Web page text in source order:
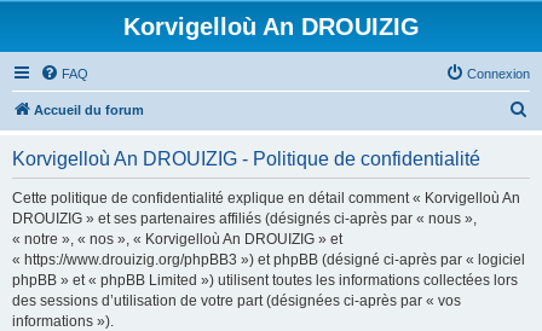
Korvigelloù An DROUIZIG
FAQ Connexion
Accueil du forum
Korvigelloù An DROUIZIG - Politique de confidentialité
Cette politique de confidentialité explique en détail comment « Korvigelloù An
DROUIZIG » et ses partenaires affiliés (désignés ci-après par « nous »,
« notre », « nos », « Korvigelloù An DROUIZIG » et
« https://www.drouizig.org/phpBB3 ») et phpBB (désigné ci-après par « logiciel
phpBB » et « phpBB Limited ») utilisent toutes les informations collectées lors
des sessions d’utilisation de votre part (désignées ci-après par « vos
informations »).